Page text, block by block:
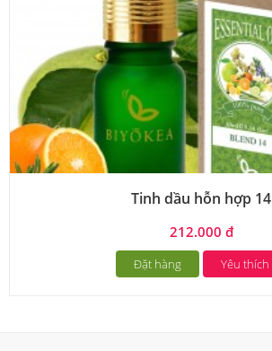
Tinh dầu hỗn hợp 14
212.000 đ
Đặt hàng Yêu thích